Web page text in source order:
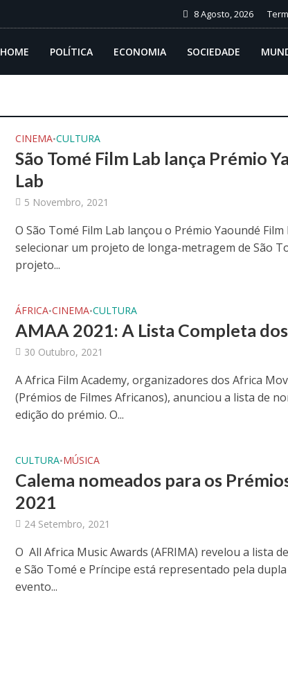
8 Agosto, 2026
HOME POLÍTICA ECONOMIA SOCIEDADE
CINEMA•CULTURA
São Tomé Film Lab lança Prémio
Lab
5 Novembro, 2021
O São Tomé Film Lab lançou o Prémio Yaoundé
selecionar um projeto de longa-metragem de São
projeto...
ÁFRICA•CINEMA•CULTURA
AMAA 2021: A Lista Completa
30 Outubro, 2021
A Africa Film Academy, organizadores dos Africa
(Prémios de Filmes Africanos), anunciou a lista de
edição do prémio. O...
CULTURA•MÚSICA
Calema nomeados para os
2021
24 Setembro, 2021
O All Africa Music Awards (AFRIMA) revelou a lista
e São Tomé e Príncipe está representado pela dupla
evento...